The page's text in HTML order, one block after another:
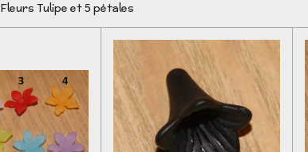
Fleurs Tulipe et 5 pétales